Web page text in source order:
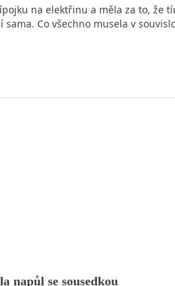
na elektřinu a měla za to,
sama. Co všechno musela v
napůl se sousedkou